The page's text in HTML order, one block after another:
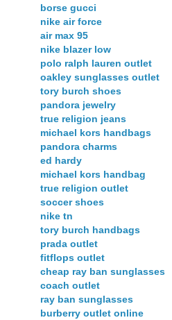
borse gucci
nike air force
air max 95
nike blazer low
polo ralph lauren outlet
oakley sunglasses outlet
tory burch shoes
pandora jewelry
true religion jeans
michael kors handbags
pandora charms
ed hardy
michael kors handbag
true religion outlet
soccer shoes
nike tn
tory burch handbags
prada outlet
fitflops outlet
cheap ray ban sunglasses
coach outlet
ray ban sunglasses
burberry outlet online